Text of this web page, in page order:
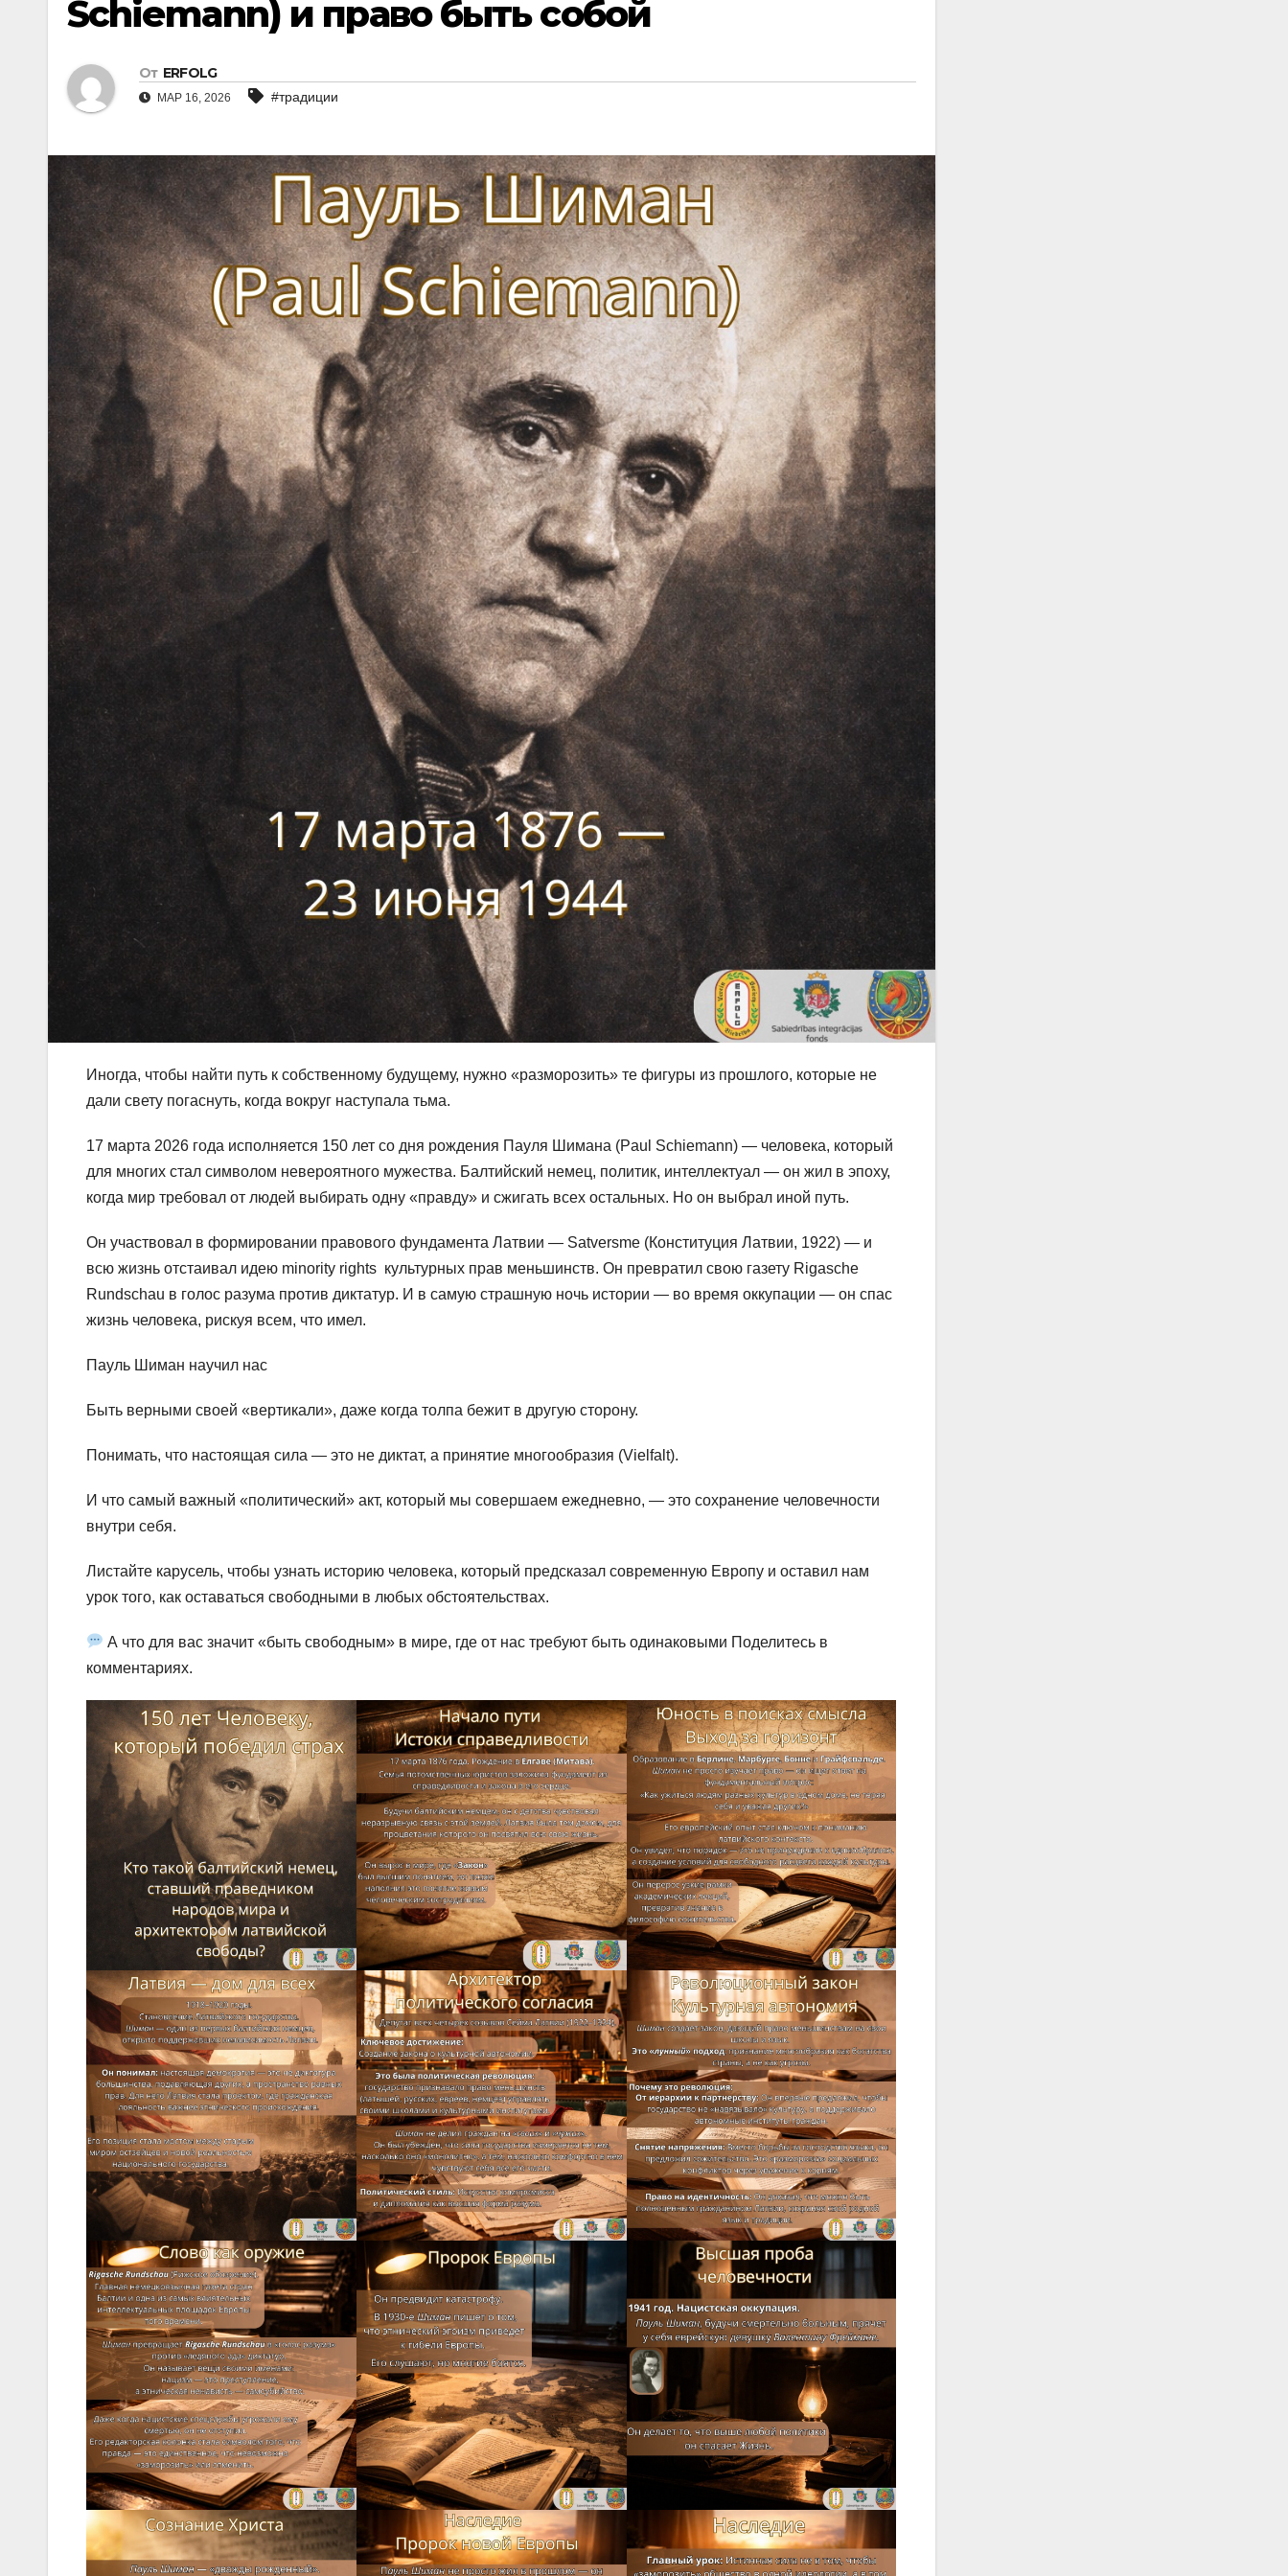
Schiemann) и право быть собой
От ERFOLG
МАР 16, 2026 #традиции
Иногда, чтобы найти путь к собственному будущему, нужно «разморозить» те фигуры из прошлого, которые не
дали свету погаснуть, когда вокруг наступала тьма.
17 марта 2026 года исполняется 150 лет со дня рождения Пауля Шимана (Paul Schiemann) — человека, который
для многих стал символом невероятного мужества. Балтийский немец, политик, интеллектуал — он жил в эпоху,
когда мир требовал от людей выбирать одну «правду» и сжигать всех остальных. Но он выбрал иной путь.
Он участвовал в формировании правового фундамента Латвии — Satversme (Конституция Латвии, 1922) — и
всю жизнь отстаивал идею minority rights культурных прав меньшинств. Он превратил свою газету Rigasche
Rundschau в голос разума против диктатур. И в самую страшную ночь истории — во время оккупации — он спас
жизнь человека, рискуя всем, что имел.
Пауль Шиман научил нас
Быть верными своей «вертикали», даже когда толпа бежит в другую сторону.
Понимать, что настоящая сила — это не диктат, а принятие многообразия (Vielfalt).
И что самый важный «политический» акт, который мы совершаем ежедневно, — это сохранение человечности
внутри себя.
Листайте карусель, чтобы узнать историю человека, который предсказал современную Европу и оставил нам
урок того, как оставаться свободными в любых обстоятельствах.
А что для вас значит «быть свободным» в мире, где от нас требуют быть одинаковыми Поделитесь в
комментариях.